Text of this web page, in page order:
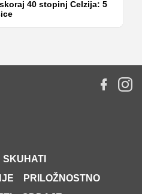
40 stopinj Celzija: 5
SKUHATI
PRILOŽNOSTNO